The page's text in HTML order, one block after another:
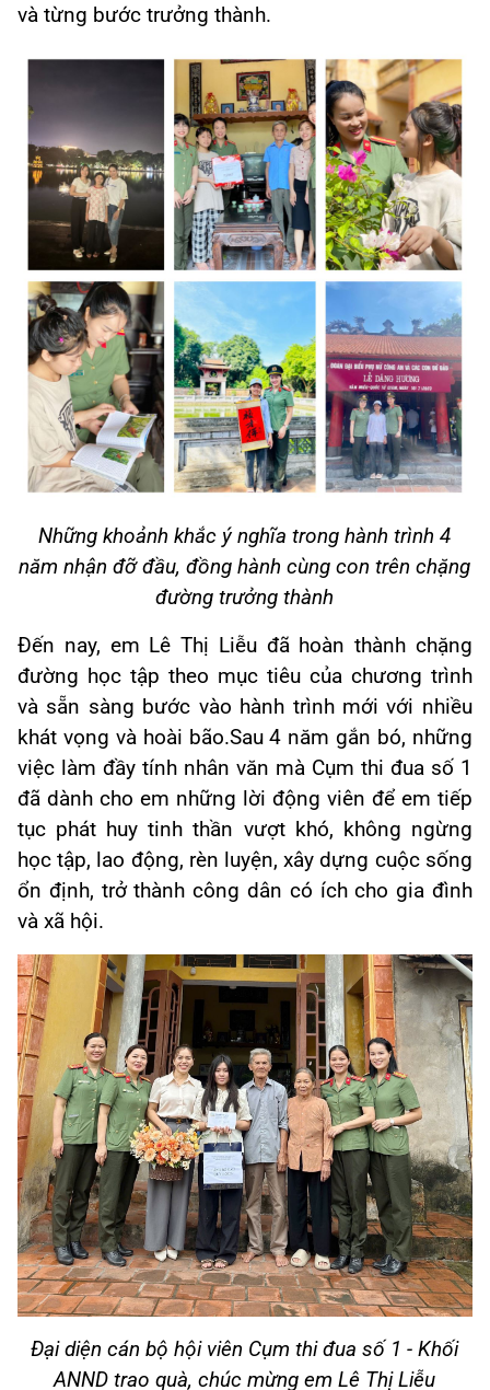
và từng bước trưởng thành.
Những khoảnh khắc ý nghĩa trong hành trình 4
năm nhận đỡ đầu, đồng hành cùng con trên chặng
đường trưởng thành
Đến nay, em Lê Thị Liễu đã hoàn thành chặng
đường học tập theo mục tiêu của chương trình
và sẵn sàng bước vào hành trình mới với nhiều
khát vọng và hoài bão.Sau 4 năm gắn bó, những
việc làm đầy tính nhân văn mà Cụm thi đua số 1
đã dành cho em những lời động viên để em tiếp
tục phát huy tinh thần vượt khó, không ngừng
học tập, lao động, rèn luyện, xây dựng cuộc sống
ổn định, trở thành công dân có ích cho gia đình
và xã hội.
Đại diện cán bộ hội viên Cụm thi đua số 1 - Khối
ANND trao quà, chúc mừng em Lê Thị Liễu